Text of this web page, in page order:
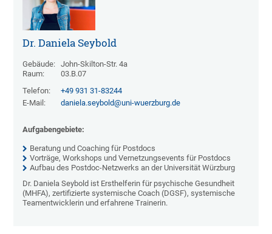
Dr. Daniela Seybold
Gebäude: John-Skilton-Str. 4a
Raum:
03.B.07
Telefon:
+49 931 31-83244
E-Mail:
daniela.seybold@uni-wuerzburg.de
Aufgabengebiete:
Beratung und Coaching für Postdocs
Vorträge, Workshops und Vernetzungsevents für Postdocs
Aufbau des Postdoc-Netzwerks an der Universität Würzburg
Dr. Daniela Seybold ist Ersthelferin für psychische Gesundheit
(MHFA), zertifizierte systemische Coach (DGSF), systemische
Teamentwicklerin und erfahrene Trainerin.